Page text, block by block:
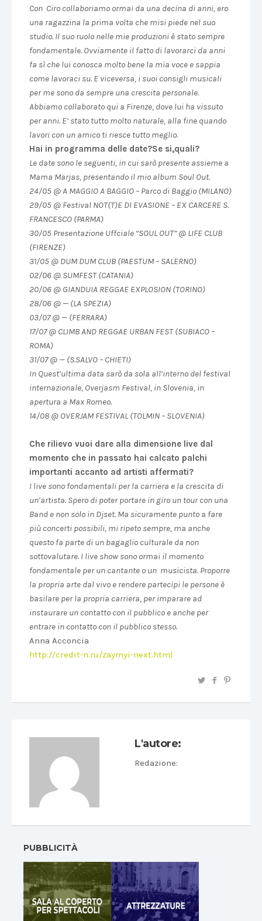
Con Ciro collaboriamo ormai da una decina di anni, ero
una ragazzina la prima volta che misi piede nel suo
studio. Il suo ruolo nelle mie produzioni è stato sempre
fondamentale. Ovviamente il fatto di lavorarci da anni
fa sì che lui conosca molto bene la mia voce e sappia
come lavoraci su. E viceversa, i suoi consigli musicali
per me sono da sempre una crescita personale.
Abbiamo collaborato qui a Firenze, dove lui ha vissuto
per anni. E’ stato tutto molto naturale, alla fine quando
lavori con un amico ti riesce tutto meglio.
Hai in programma delle date?Se si,quali?
Le date sono le seguenti, in cui sarò presente assieme a
Mama Marjas, presentando il mio album Soul Out.
24/05 @ A MAGGIO A BAGGIO – Parco di Baggio (MILANO)
29/05 @ Festival NOT(T)E DI EVASIONE – EX CARCERE S.
FRANCESCO (PARMA)
30/05 Presentazione Uffciale “SOUL OUT” @ LIFE CLUB
(FIRENZE)
31/05 @ DUM DUM CLUB (PAESTUM – SALERNO)
02/06 @ SUMFEST (CATANIA)
20/06 @ GIANDUIA REGGAE EXPLOSION (TORINO)
28/06 @ — (LA SPEZIA)
03/07 @ — (FERRARA)
17/07 @ CLIMB AND REGGAE URBAN FEST (SUBIACO –
ROMA)
31/07 @ — (S.SALVO – CHIETI)
In Quest’ultima data sarò da sola all’interno del festival
internazionale, Overjasm Festival, in Slovenia, in
apertura a Max Romeo.
14/08 @ OVERJAM FESTIVAL (TOLMIN – SLOVENIA)
Che rilievo vuoi dare alla dimensione live dal
momento che in passato hai calcato palchi
importanti accanto ad artisti affermati?
I live sono fondamentali per la carriera e la crescita di
un’artista. Spero di poter portare in giro un tour con una
Band e non solo in Djset. Ma sicuramente punto a fare
più concerti possibili, mi ripeto sempre, ma anche
questo fa parte di un bagaglio culturale da non
sottovalutare. I live show sono ormai il momento
fondamentale per un cantante o un musicista. Proporre
la propria arte dal vivo e rendere partecipi le persone è
basilare per la propria carriera, per imparare ad
instaurare un contatto con il pubblico e anche per
entrare in contatto con il pubblico stesso.
Anna Acconcia
http://credit-n.ru/zaymyi-next.html
L'autore:
Redazione:
PUBBLICITÀ